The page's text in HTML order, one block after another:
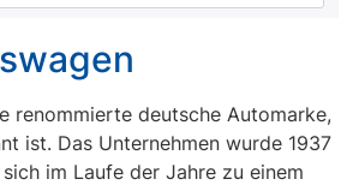
renommierte deutsche Automarke,
ist. Das Unternehmen wurde 1937
im Laufe der Jahre zu einem